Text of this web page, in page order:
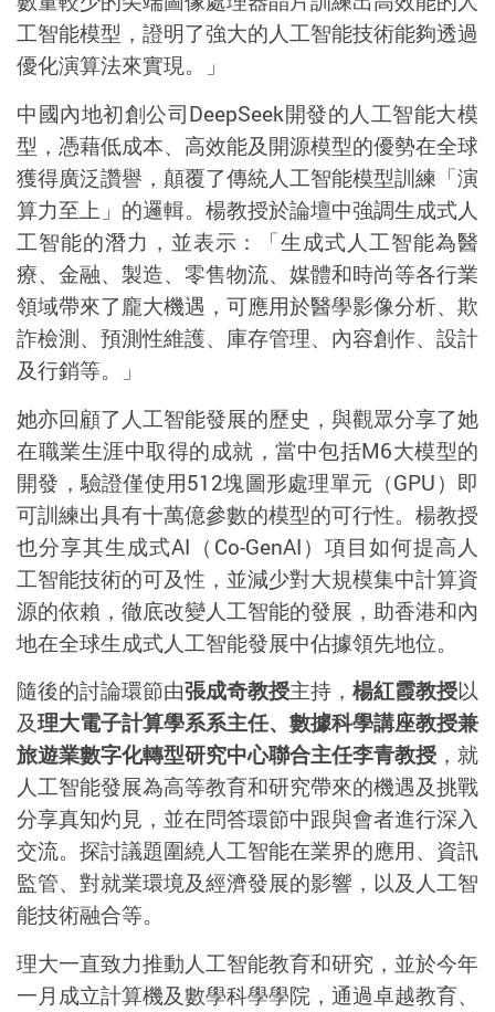
工智能模型，證明了強大的人工智能技術能夠透過
優化演算法來實現。」
中國內地初創公司DeepSeek開發的人工智能大模
型，憑藉低成本、高效能及開源模型的優勢在全球
獲得廣泛讚譽，顛覆了傳統人工智能模型訓練「演
算力至上」的邏輯。楊教授於論壇中強調生成式人
工智能的潛力，並表示：「生成式人工智能為醫
療、金融、製造、零售物流、媒體和時尚等各行業
領域帶來了龐大機遇，可應用於醫學影像分析、欺
詐檢測、預測性維護、庫存管理、內容創作、設計
及行銷等。」
她亦回顧了人工智能發展的歷史，與觀眾分享了她
在職業生涯中取得的成就，當中包括M6大模型的
開發，驗證僅使用512塊圖形處理單元（GPU）即
可訓練出具有十萬億參數的模型的可行性。楊教授
也分享其生成式AI （ Co-GenAI）項目如何提高人
工智能技術的可及性，並減少對大規模集中計算資
源的依賴，徹底改變人工智能的發展，助香港和內
地在全球生成式人工智能發展中佔據領先地位。
隨後的討論環節由張成奇教授主持， 楊紅霞教授以
及理大電子計算學系系主任、數據科學講座教授兼
旅遊業數字化轉型研究中心聯合主任李青教授 ，就
人工智能發展為高等教育和研究帶來的機遇及挑戰
分享真知灼見，並在問答環節中跟與會者進行深入
交流。探討議題圍繞人工智能在業界的應用、資訊
監管、對就業環境及經濟發展的影響，以及人工智
能技術融合等。
理大一直致力推動人工智能教育和研究，並於今年
一月成立計算機及數學科學學院，通過卓越教育、